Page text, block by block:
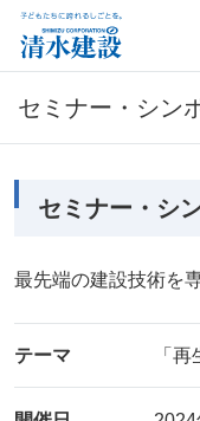
セミナー・シン
セミナー・シ
最先端の建設技術を
テーマ 「